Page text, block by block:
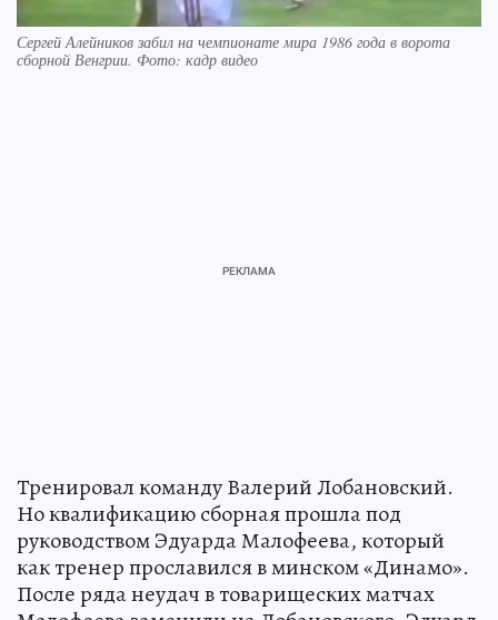
Сергей Алейников забил на чемпионате мира 1986 года в ворота
сборной Венгрии. Фото: кадр видео
Тренировал команду Валерий Лобановский.
Но квалификацию сборная прошла под
руководством Эдуарда Малофеева, который
как тренер прославился в минском «Динамо».
После ряда неудач в товарищеских матчах